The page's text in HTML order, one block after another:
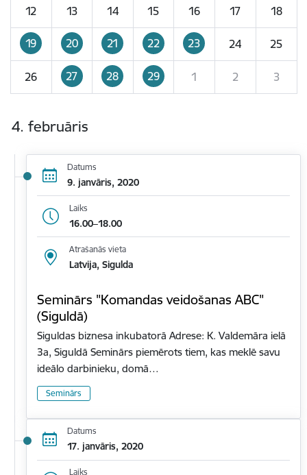
12 13 14 15 16 17 18
19 20 21 22 23 24 25
26 27 28 29 1 2 3
4. februāris
Datums
9. janvāris, 2020
Laiks
16.00–18.00
Atrašanās vieta
Latvija, Sigulda
Seminārs "Komandas veidošanas ABC"
(Siguldā)
Siguldas biznesa inkubatorā Adrese: K. Valdemāra ielā
3a, Siguldā Seminārs piemērots tiem, kas meklē savu
ideālo darbinieku, domā…
Seminārs
Datums
17. janvāris, 2020
Laiks